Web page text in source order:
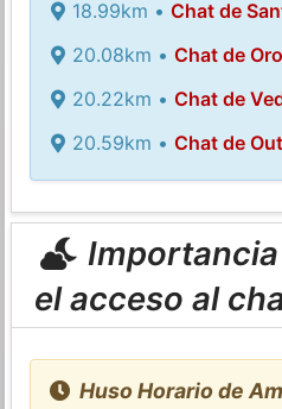
18.99km • Chat de
20.08km • Chat de
20.22km • Chat de
20.59km • Chat de
el acceso al
Huso Horario de